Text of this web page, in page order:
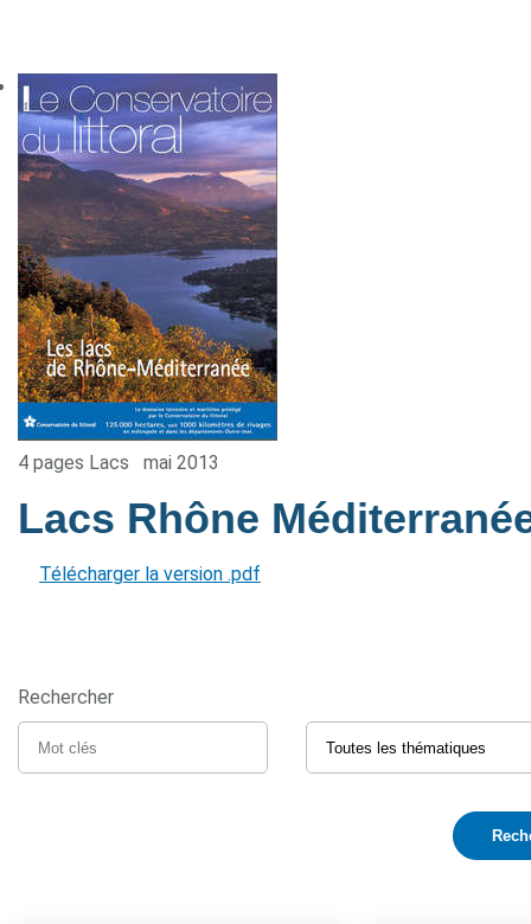
4 pages Lacs mai 2013
Lacs Rhône
Télécharger la version .pdf
Rechercher